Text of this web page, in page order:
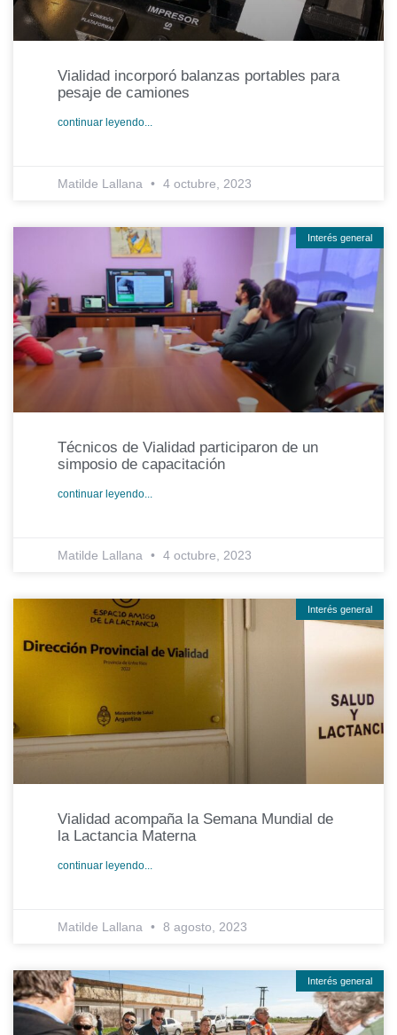
Vialidad incorporó balanzas portables para
pesaje de camiones
continuar leyendo...
Matilde Lallana 4 octubre, 2023
Interés general
Técnicos de Vialidad participaron de un
simposio de capacitación
continuar leyendo...
Matilde Lallana 4 octubre, 2023
Interés general
Vialidad acompaña la Semana Mundial de
la Lactancia Materna
continuar leyendo...
Matilde Lallana 8 agosto, 2023
Interés general